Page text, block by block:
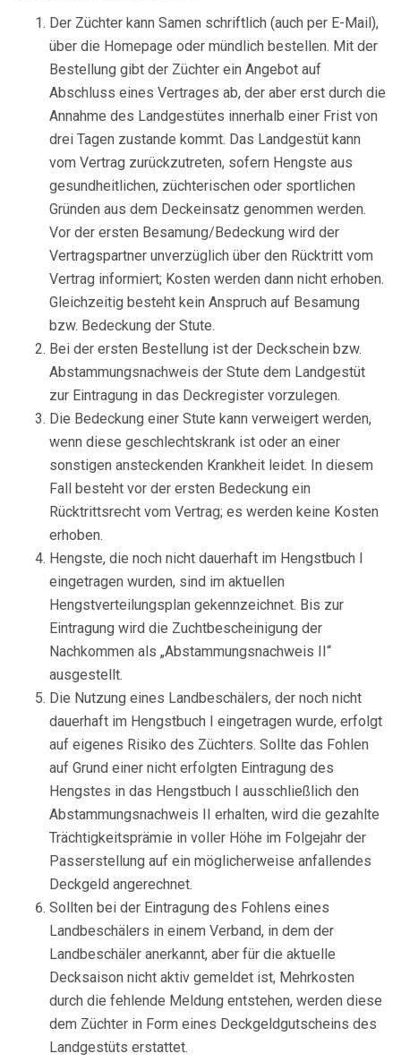
Der Züchter kann Samen schriftlich (auch per E-Mail),
über die Homepage oder mündlich bestellen. Mit der
Bestellung gibt der Züchter ein Angebot auf
Abschluss eines Vertrages ab, der aber erst durch die
Annahme des Landgestütes innerhalb einer Frist von
drei Tagen zustande kommt. Das Landgestüt kann
vom Vertrag zurückzutreten, sofern Hengste aus
gesundheitlichen, züchterischen oder sportlichen
Gründen aus dem Deckeinsatz genommen werden.
Vor der ersten Besamung/Bedeckung wird der
Vertragspartner unverzüglich über den Rücktritt vom
Vertrag informiert; Kosten werden dann nicht erhoben.
Gleichzeitig besteht kein Anspruch auf Besamung
bzw. Bedeckung der Stute.
Bei der ersten Bestellung ist der Deckschein bzw.
Abstammungsnachweis der Stute dem Landgestüt
zur Eintragung in das Deckregister vorzulegen.
Die Bedeckung einer Stute kann verweigert werden,
wenn diese geschlechtskrank ist oder an einer
sonstigen ansteckenden Krankheit leidet. In diesem
Fall besteht vor der ersten Bedeckung ein
Rücktrittsrecht vom Vertrag; es werden keine Kosten
erhoben.
Hengste, die noch nicht dauerhaft im Hengstbuch I
eingetragen wurden, sind im aktuellen
Hengstverteilungsplan gekennzeichnet. Bis zur
Eintragung wird die Zuchtbescheinigung der
Nachkommen als „Abstammungsnachweis II“
ausgestellt.
Die Nutzung eines Landbeschälers, der noch nicht
dauerhaft im Hengstbuch I eingetragen wurde, erfolgt
auf eigenes Risiko des Züchters. Sollte das Fohlen
auf Grund einer nicht erfolgten Eintragung des
Hengstes in das Hengstbuch I ausschließlich den
Abstammungsnachweis II erhalten, wird die gezahlte
Trächtigkeitsprämie in voller Höhe im Folgejahr der
Passerstellung auf ein möglicherweise anfallendes
Deckgeld angerechnet.
Sollten bei der Eintragung des Fohlens eines
Landbeschälers in einem Verband, in dem der
Landbeschäler anerkannt, aber für die aktuelle
Decksaison nicht aktiv gemeldet ist, Mehrkosten
durch die fehlende Meldung entstehen, werden diese
dem Züchter in Form eines Deckgeldgutscheins des
Landgestüts erstattet.